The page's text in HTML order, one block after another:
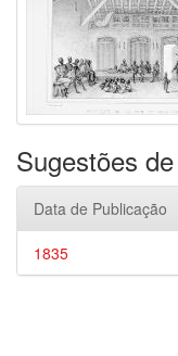
Sugestões
Data de Publicação
1835